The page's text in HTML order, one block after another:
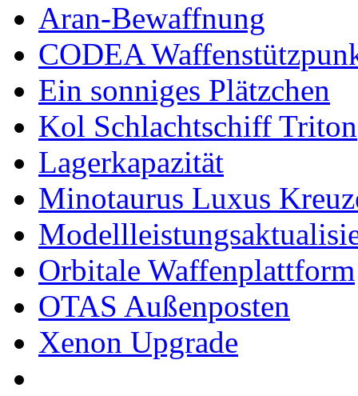
Aran-Bewaffnung
CODEA
Ein sonniges Plätzchen
Kol Schlachtschiff Triton
Lagerkapazität
Minotaurus Luxus
Orbitale Waffenplattform
OTAS Außenposten
Xenon Upgrade